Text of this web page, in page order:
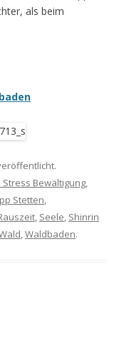
als beim
Bewältigung,
Stetten,
, Seele, Shinrin
,Waldbaden.